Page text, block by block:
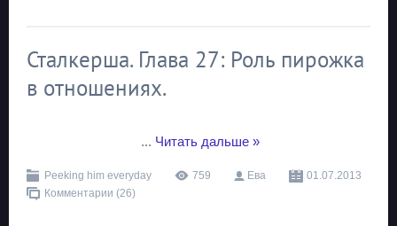
Сталкерша. Глава 27: Роль пирожка
в отношениях.
... Читать дальше »
Peeking him everyday 759 Ева
01.07.2013
Комментарии (26)